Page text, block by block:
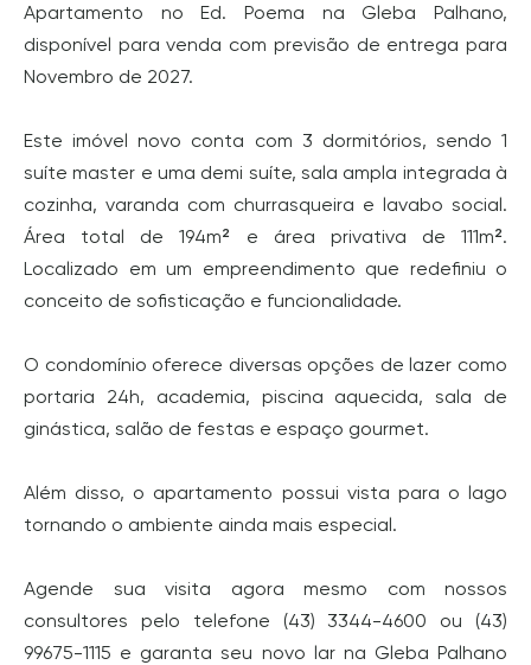
Apartamento no Ed. Poema na Gleba Palhano,
disponível para venda com previsão de entrega para
Novembro de 2027.
Este imóvel novo conta com 3 dormitórios, sendo 1
suíte master e uma demi suíte, sala ampla integrada à
cozinha, varanda com churrasqueira e lavabo social.
Área total de 194m² e área privativa de 111m².
Localizado em um empreendimento que redefiniu o
conceito de sofisticação e funcionalidade.
O condomínio oferece diversas opções de lazer como
portaria 24h, academia, piscina aquecida, sala de
ginástica, salão de festas e espaço gourmet.
Além disso, o apartamento possui vista para o lago
tornando o ambiente ainda mais especial.
Agende sua visita agora mesmo com nossos
consultores pelo telefone (43) 3344-4600 ou (43)
99675-1115 e garanta seu novo lar na Gleba Palhano